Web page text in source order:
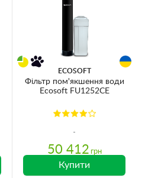
ECOSOFT
Фільтр пом'якшення води
Ecosoft FU1252CE
50 412 грн
Купити